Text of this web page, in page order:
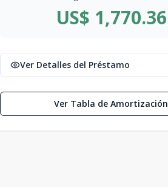
US$ 1,770.36
Ver Detalles del Préstamo
Ver Tabla de Amortización